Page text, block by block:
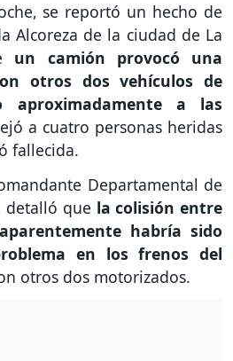
se reportó un hecho de
Alcoreza de la ciudad de La
un camión provocó una
otros dos vehículos de
aproximadamente a las
a cuatro personas heridas
fallecida.
Departamental de
detalló que la colisión entre
habría sido
en los frenos del
otros dos motorizados.